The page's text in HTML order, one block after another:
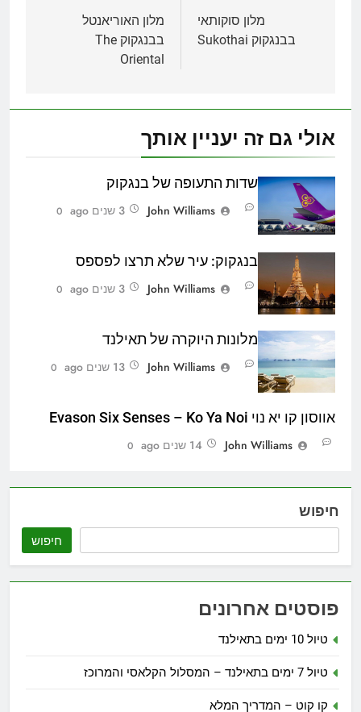
מלון סוקותאי
בבנגקוק Sukothai
מלון האוריאנטל
בבנגקוק The
Oriental
אולי גם זה יעניין אותך
שדות התעופה של בנגקוק
John Williams
3 שנים ago 0
בנגקוק: עיר שלא תרצו לפספס
John Williams
3 שנים ago 0
מלונות היוקרה של תאילנד
John Williams
13 שנים ago 0
אווסון קו יא נוי Evason Six Senses – Ko Ya Noi
John Williams
14 שנים ago 0
חיפוש
חיפוש
פוסטים אחרונים
טיול 10 ימים בתאילנד
טיול 7 ימים בתאילנד – המסלול הקלאסי והמרוכז
קו קוט – המדריך המלא